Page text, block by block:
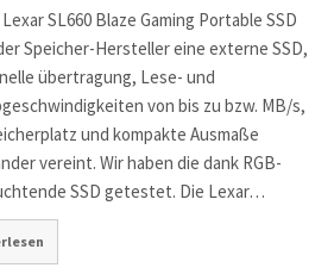
SL660 Blaze Gaming Portable SSD
Speicher-Hersteller eine externe SSD,
übertragung, Lese- und
von bis zu bzw. MB/s,
und kompakte Ausmaße
vereint. Wir haben die dank RGB-
SSD getestet. Die Lexar…